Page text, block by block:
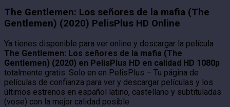
The Gentlemen: Los señores de la mafia (The
Gentlemen) (2020) PelisPlus HD Online
Ya tienes disponible para ver online y descargar la película
The Gentlemen: Los señores de la mafia (The
Gentlemen) (2020) en PelisPlus HD en calidad HD 1080p
totalmente gratis. Solo en en PelisPlus – Tu página de
películas de confianza para ver y descargar películas y los
últimos estrenos en español latino, castellano y subtituladas
(vose) con la mejor calidad posible.